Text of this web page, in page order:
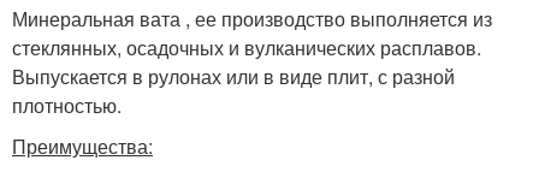
Минеральная вата , ее производство выполняется из
стеклянных, осадочных и вулканических расплавов.
Выпускается в рулонах или в виде плит, с разной
плотностью.
Преимущества: